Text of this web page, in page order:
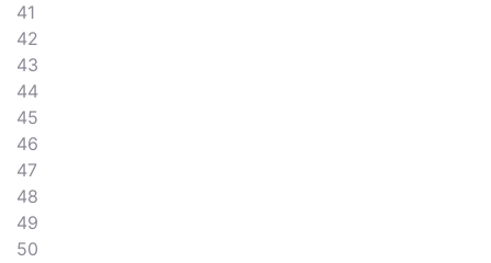
41
42
43
44
45
46
47
48
49
50